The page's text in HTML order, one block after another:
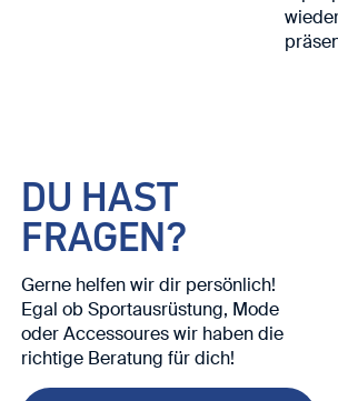
DU HAST
FRAGEN?
Gerne helfen wir dir persönlich!
Egal ob Sportausrüstung, Mode
oder Accessoures wir haben die
richtige Beratung für dich!